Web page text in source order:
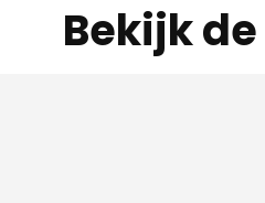
Bekijk